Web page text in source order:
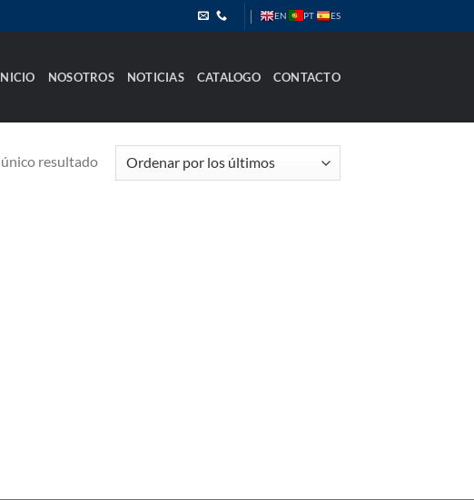
EN PT ES
NOSOTROS NOTICIAS CATALOGO CONTACTO
resultado